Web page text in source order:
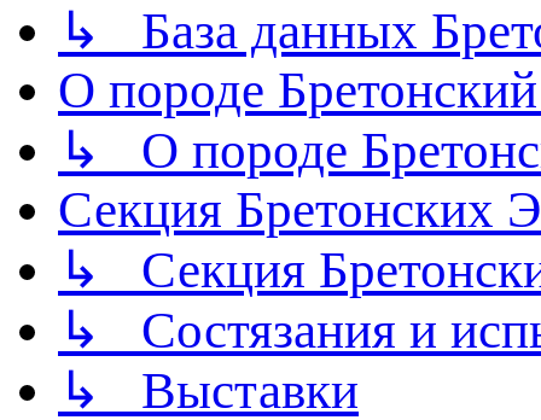
↳ База данных
О породе
↳ О породе
Секция
↳ Секция
↳ Состязания и
↳ Выставки